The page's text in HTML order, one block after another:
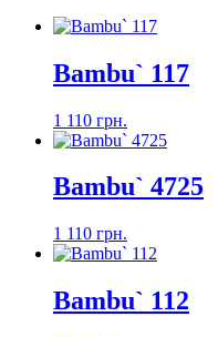
Bambu` 117
1 110 грн.
Bambu` 4725
1 110 грн.
Bambu` 112